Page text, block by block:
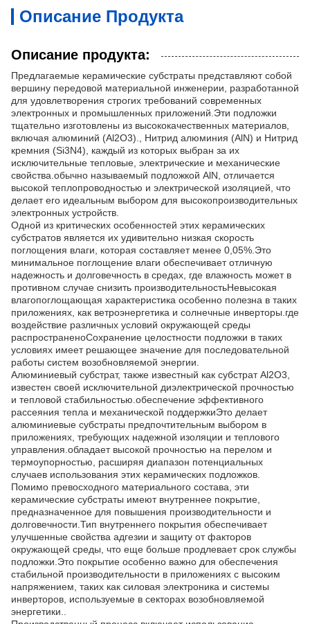
Описание Продукта
Описание продукта:
Предлагаемые керамические субстраты представляют собой
вершину передовой материальной инженерии, разработанной
для удовлетворения строгих требований современных
электронных и промышленных приложений.Эти подложки
тщательно изготовлены из высококачественных материалов,
включая алюминий (Al2O3)., Нитрид алюминия (AlN) и Нитрид
кремния (Si3N4), каждый из которых выбран за их
исключительные тепловые, электрические и механические
свойства.обычно называемый подложкой AlN, отличается
высокой теплопроводностью и электрической изоляцией, что
делает его идеальным выбором для высокопроизводительных
электронных устройств.
Одной из критических особенностей этих керамических
субстратов является их удивительно низкая скорость
поглощения влаги, которая составляет менее 0,05%.Это
минимальное поглощение влаги обеспечивает отличную
надежность и долговечность в средах, где влажность может в
противном случае снизить производительностьНевысокая
влагопоглощающая характеристика особенно полезна в таких
приложениях, как ветроэнергетика и солнечные инверторы.где
воздействие различных условий окружающей среды
распространеноСохранение целостности подложки в таких
условиях имеет решающее значение для последовательной
работы систем возобновляемой энергии.
Алюминиевый субстрат, также известный как субстрат Al2O3,
известен своей исключительной диэлектрической прочностью
и тепловой стабильностью.обеспечение эффективного
рассеяния тепла и механической поддержкиЭто делает
алюминиевые субстраты предпочтительным выбором в
приложениях, требующих надежной изоляции и теплового
управления.обладает высокой прочностью на перелом и
термоупорностью, расширяя диапазон потенциальных
случаев использования этих керамических подложков.
Помимо превосходного материального состава, эти
керамические субстраты имеют внутреннее покрытие,
предназначенное для повышения производительности и
долговечности.Тип внутреннего покрытия обеспечивает
улучшенные свойства адгезии и защиту от факторов
окружающей среды, что еще больше продлевает срок службы
подложки.Это покрытие особенно важно для обеспечения
стабильной производительности в приложениях с высоким
напряжением, таких как силовая электроника и системы
инверторов, используемые в секторах возобновляемой
энергетики..